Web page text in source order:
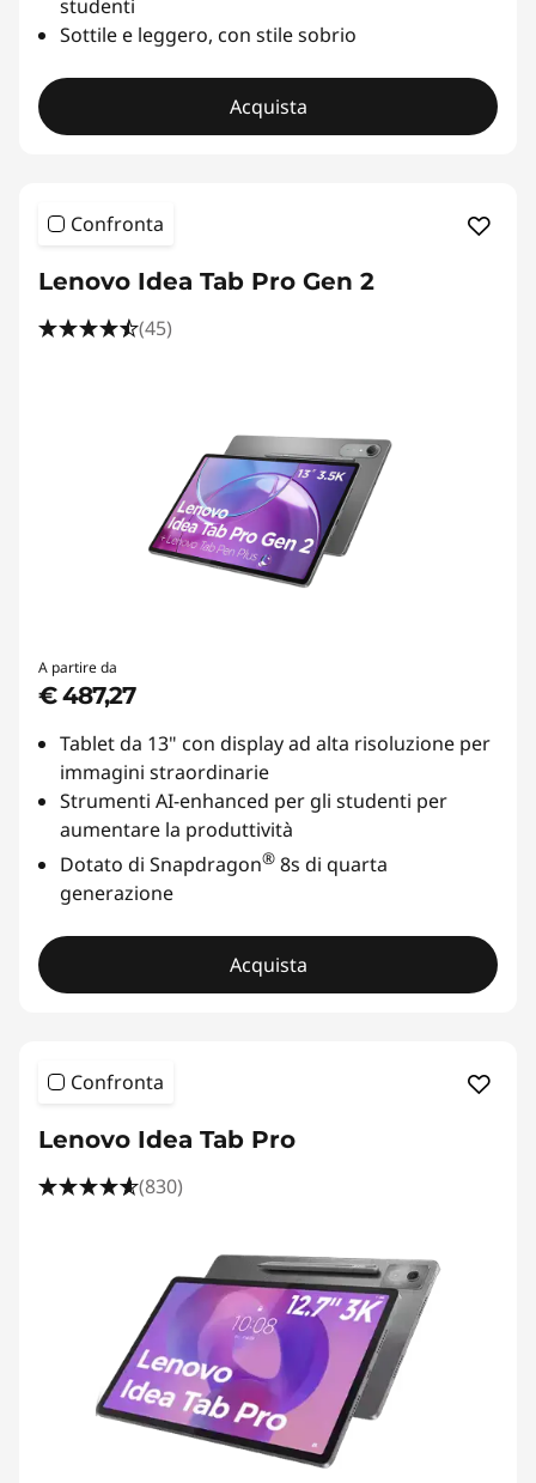
studenti
Sottile e leggero, con stile sobrio
Acquista
Confronta
Lenovo Idea Tab Pro Gen 2
(45)
A partire da
€ 487,27
Tablet da 13" con display ad alta risoluzione per
immagini straordinarie
Strumenti AI-enhanced per gli studenti per
aumentare la produttività
Dotato di Snapdragon® 8s di quarta
generazione
Acquista
Confronta
Lenovo Idea Tab Pro
(830)